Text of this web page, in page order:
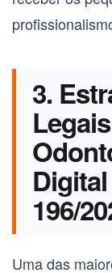
3.
196/
Uma das